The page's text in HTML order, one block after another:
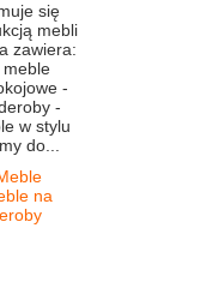
się
mebli
zawiera:
-
-
w stylu
do...
na